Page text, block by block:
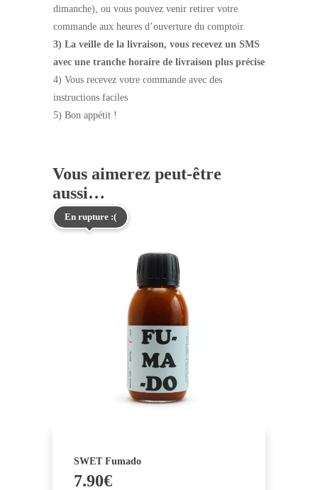
dimanche), ou vous pouvez venir retirer votre
commande aux heures d’ouverture du comptoir.
3) La veille de la livraison, vous recevez un SMS
avec une tranche horaire de livraison plus précise
4) Vous recevez votre commande avec des
instructions faciles
5) Bon appétit !
Vous aimerez peut-être
aussi…
En rupture :(
SWET Fumado
7.90€